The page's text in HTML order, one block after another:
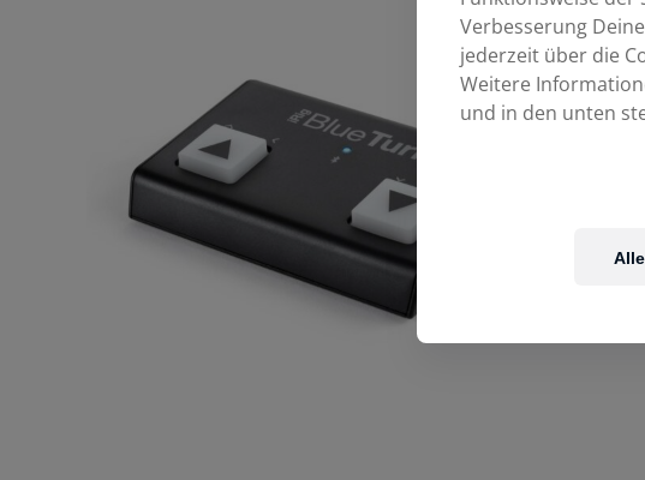
Verbesserung
jederzeit über die
Weitere
und in den unten